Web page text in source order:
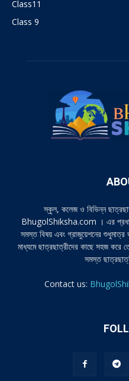
Class11
Class 9
স্কুল, কলেজ ও বিভিন্ন
BhugolShiksha.com । এর প্রধান
সমস্ত বিষয় এবং গ্রাজুয়েশনের
মাধ্যমে ছাত্রছাত্রীদের কাছে সহজ করে
সমস্ত
Contact us: